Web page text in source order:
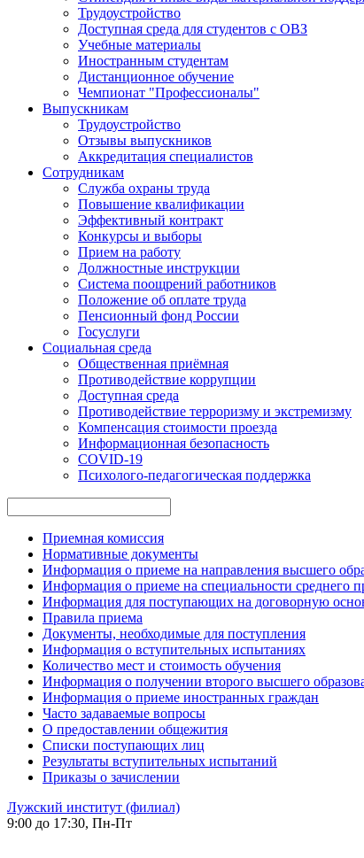
Трудоустройство
Доступная среда для студентов с ОВЗ
Учебные материалы
Иностранным студентам
Дистанционное обучение
Чемпионат "Профессионалы"
Выпускникам
Трудоустройство
Отзывы выпускников
Аккредитация специалистов
Сотрудникам
Служба охраны труда
Повышение квалификации
Эффективный контракт
Конкурсы и выборы
Прием на работу
Должностные инструкции
Система поощрений работников
Положение об оплате труда
Пенсионный фонд России
Госуслуги
Социальная среда
Общественная приёмная
Противодействие коррупции
Доступная среда
Противодействие терроризму и экстремизму
Компенсация стоимости проезда
Информационная безопасность
COVID-19
Психолого-педагогическая поддержка
Приемная комиссия
Нормативные документы
Информация о приеме на направления высшего
Информация о приеме на специальности среднего
Информация для поступающих на договорную
Правила приема
Документы, необходимые для поступления
Информация о вступительных испытаниях
Количество мест и стоимость обучения
Информация о получении второго высшего
Информация о приеме иностранных граждан
Часто задаваемые вопросы
О предоставлении общежития
Списки поступающих лиц
Результаты вступительных испытаний
Приказы о зачислении
Лужский институт (филиал)
9:00 до 17:30, Пн-Пт